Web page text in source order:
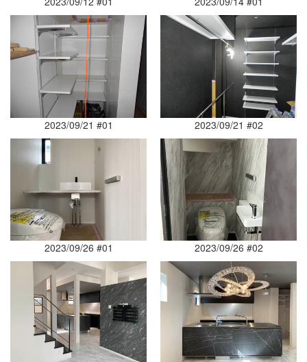
2023/09/21 #01 2023/09/21 #02
2023/09/26 #01 2023/09/26 #02